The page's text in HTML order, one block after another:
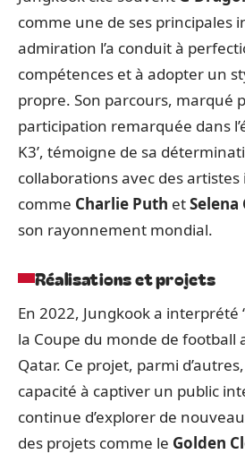
comme une de ses principales
admiration l’a conduit à
compétences et à adopter un
propre. Son parcours, marqué
participation remarquée dans
K3’, témoigne de sa
collaborations avec des
comme Charlie Puth etSelena
son rayonnement mondial.
Réalisations et projets
En 2022, Jungkook a interprété
la Coupe du monde de football
Qatar. Ce projet, parmi
capacité à captiver un public
continue d’explorer de
des projets comme le Golden